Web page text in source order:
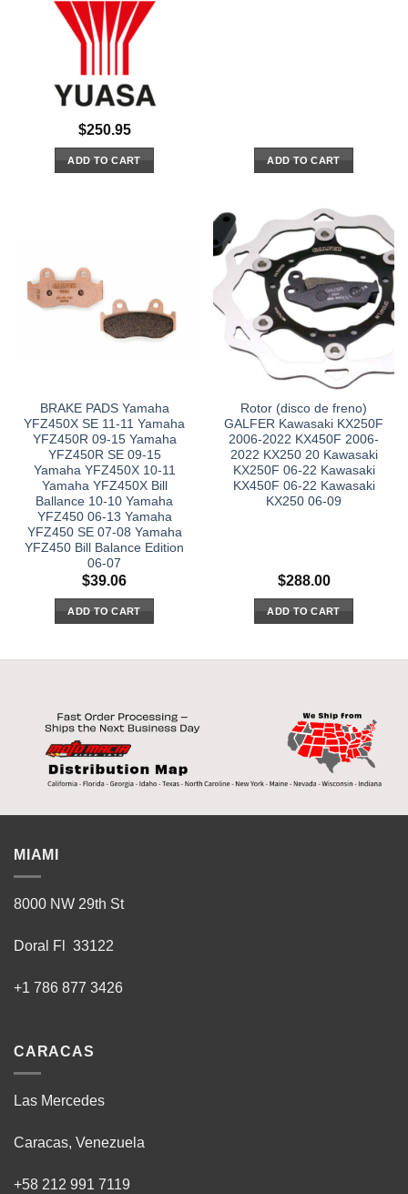
$250.95
ADD TO CART ADD TO CART
BRAKE PADS Yamaha
YFZ450X SE 11-11 Yamaha
YFZ450R 09-15 Yamaha
YFZ450R SE 09-15
Yamaha YFZ450X 10-11
Yamaha YFZ450X Bill
Ballance 10-10 Yamaha
YFZ450 06-13 Yamaha
YFZ450 SE 07-08 Yamaha
YFZ450 Bill Balance Edition
06-07
$39.06
ADD TO CART
Rotor (disco de freno)
GALFER Kawasaki KX250F
2006-2022 KX450F 2006-
2022 KX250 20 Kawasaki
KX250F 06-22 Kawasaki
KX450F 06-22 Kawasaki
KX250 06-09
$288.00
ADD TO CART
MIAMI
8000 NW 29th St
Doral Fl 33122
+1 786 877 3426
CARACAS
Las Mercedes
Caracas, Venezuela
+58 212 991 7119